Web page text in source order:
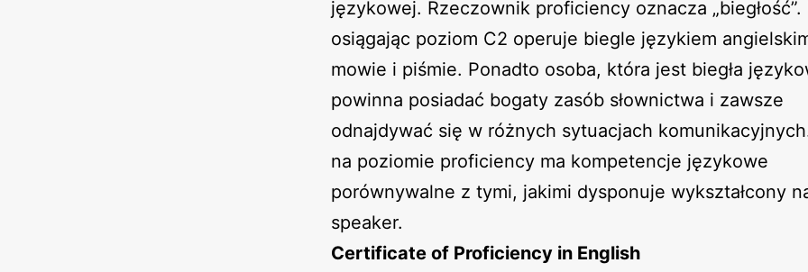
językowej. Rzeczownik proficiency oznacza „biegłość”.
osiągając poziom C2 operuje biegle językiem
mowie i piśmie. Ponadto osoba, która jest biegła
powinna posiadać bogaty zasób słownictwa i zawsze
odnajdywać się w różnych sytuacjach
na poziomie proficiency ma kompetencje językowe
porównywalne z tymi, jakimi dysponuje wykształcony
speaker.
Certificate of Proficiency in English